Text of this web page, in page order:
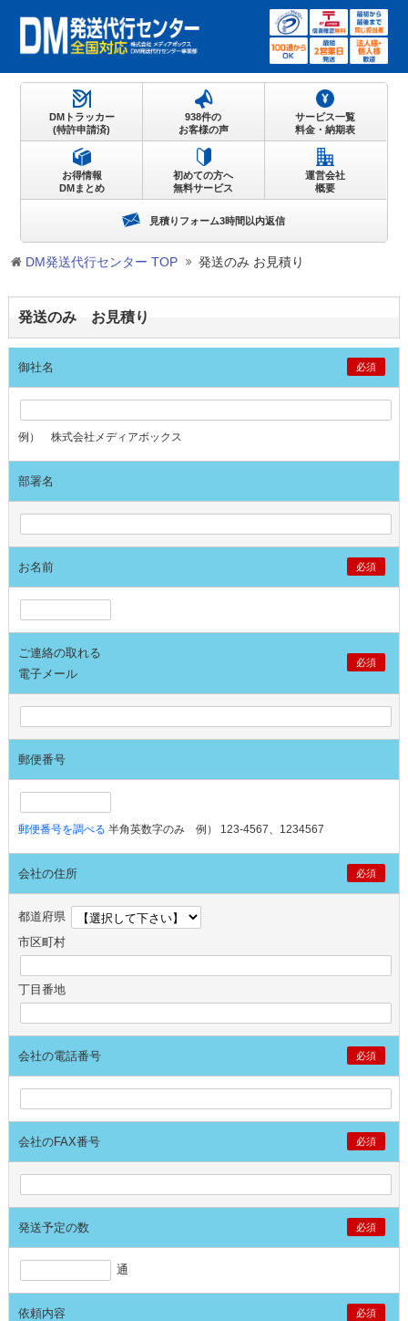
DM発送代行センター TOP 発送のみ お見積り
発送のみ お見積り
御社名 必須
例） 株式会社メディアボックス
部署名
お名前 必須
ご連絡の取れる
電子メール
必須
郵便番号
郵便番号を調べる 半角英数字のみ 例） 123-4567、1234567
会社の住所 必須
都道府県
市区町村
丁目番地
会社の電話番号 必須
会社のFAX番号 必須
発送予定の数 必須
通
依頼内容 必須
DMトラッカー
(特許申請済)
938件の
お客様の声
サービス一覧
料金・納期表
お得情報
DMまとめ
初めての方へ
無料サービス
運営会社
概要
見積りフォーム3時間以内返信